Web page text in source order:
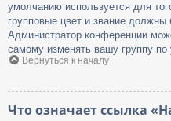
умолчанию используется для
групповые цвет и звание
Администратор конференции
самому изменять вашу группу
Вернуться к началу
Что означает ссылка